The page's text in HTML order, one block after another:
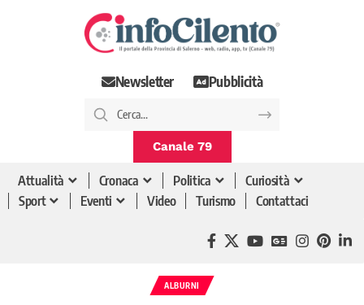
Newsletter Pubblicità
Canale 79
Attualità Cronaca Politica
Curiosità
Sport
Eventi Video Turismo Contattaci
ALBURNI